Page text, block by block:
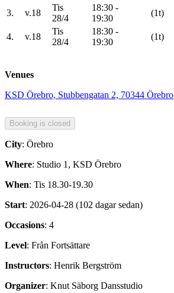
3.
v.18
Tis
28/4
18:30 -
19:30
(1t)
4.
v.18
Tis
28/4
18:30 -
19:30
(1t)
Venues
KSD Örebro, Stubbengatan 2, 70344 Örebro
City: Örebro
Where: Studio 1, KSD Örebro
When: Tis 18.30-19.30
Start: 2026-04-28 (102 dagar sedan)
Occasions: 4
Level: Från Fortsättare
Instructors: Henrik Bergström
Organizer: Knut Säborg Dansstudio